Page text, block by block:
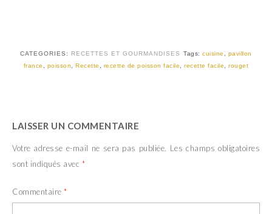
CATEGORIES: RECETTES ET GOURMANDISES Tags:cuisine
pavillon
france
poisson ,Recette recette de poisson facile ,recette facile ,rouget
LAISSER UN COMMENTAIRE
Votre adresse e-mail ne sera pas publiée. Les champs obligatoires
sont indiqués avec *
Commentaire *